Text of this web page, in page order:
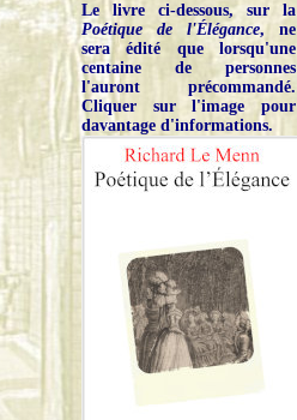
Le livre ci-dessous, sur la
Poétique de l'Élégance, ne
sera édité que lorsqu'une
centaine de personnes
l'auront précommandé.
Cliquer sur l'image pour
davantage d'informations.